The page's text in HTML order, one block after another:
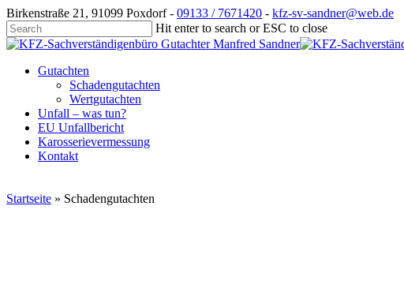
Skip
to
main
Birkenstraße 21, 91099 Poxdorf - 09133 / 7671420 - kfz-sv-sandner@web.de
Hit enter to search or ESC to close
Close
Menu
Gutachten
Schadengutachten
Wertgutachten
Unfall – was tun?
EU Unfallbericht
Karosserievermessung
Kontakt
Startseite » Schadengutachten